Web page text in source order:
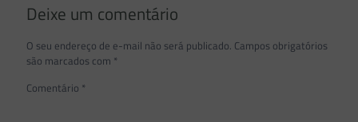
Deixe um comentário
O seu endereço de e-mail não será publicado. Campos obrigatórios
são marcados com *
Comentário *